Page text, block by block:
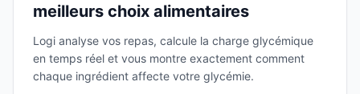
meilleurs choix alimentaires
Logi analyse vos repas, calcule la charge glycémique
en temps réel et vous montre exactement comment
chaque ingrédient affecte votre glycémie.